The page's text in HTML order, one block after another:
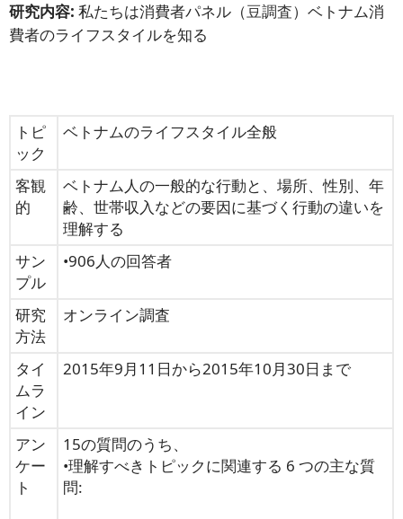
研究内容: 私たちは消費者パネル（豆調査）ベトナム消
費者のライフスタイルを知る
トピ
ック
ベトナムのライフスタイル全般
客観
的
ベトナム人の一般的な行動と、場所、性別、年
齢、世帯収入などの要因に基づく行動の違いを
理解する
サン
プル
•906人の回答者
研究
方法
オンライン調査
タイ
ムラ
イン
2015年9月11日から2015年10月30日まで
アン
ケー
ト
15の質問のうち、
•理解すべきトピックに関連する 6 つの主な質
問: